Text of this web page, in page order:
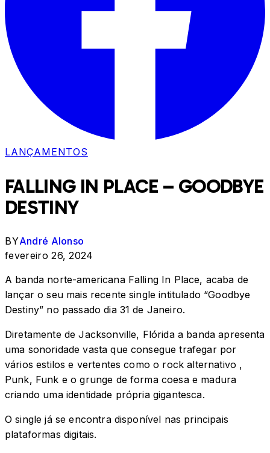
LANÇAMENTOS
FALLING IN PLACE – GOODBYE
DESTINY
BYAndré Alonso
fevereiro 26, 2024
A banda norte-americana Falling In Place, acaba de
lançar o seu mais recente single intitulado “Goodbye
Destiny” no passado dia 31 de Janeiro.
Diretamente de Jacksonville, Flórida a banda apresenta
uma sonoridade vasta que consegue trafegar por
vários estilos e vertentes como o rock alternativo ,
Punk, Funk e o grunge de forma coesa e madura
criando uma identidade própria gigantesca.
O single já se encontra disponível nas principais
plataformas digitais.